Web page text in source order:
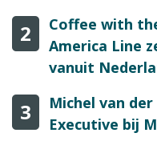
2
Coffee with
America Line
vanuit
3
Michel van
Executive bij